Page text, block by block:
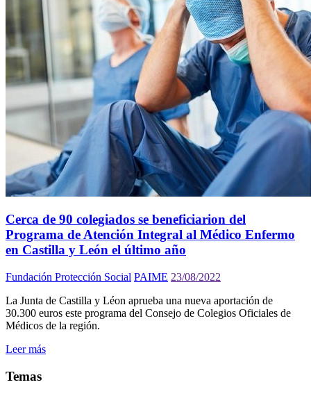
Cerca de 90 colegiados se beneficiarion del
Programa de Atención Integral al Médico Enfermo
en Castilla y León el último año
Fundación Protección Social PAIME 23/08/2022
La Junta de Castilla y Léon aprueba una nueva aportación de
30.300 euros este programa del Consejo de Colegios Oficiales de
Médicos de la región.
Leer más
Temas